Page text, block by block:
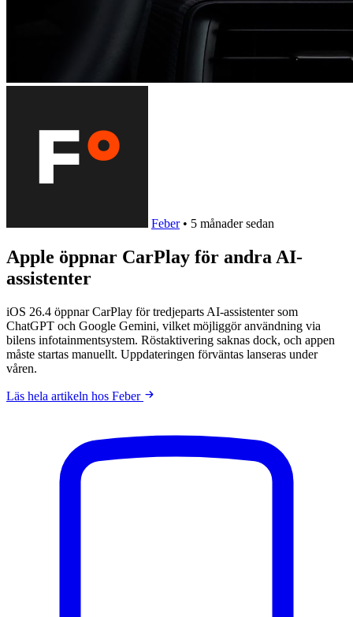
Feber • 5 månader sedan
Apple öppnar CarPlay för andra AI-
assistenter
iOS 26.4 öppnar CarPlay för tredjeparts AI-assistenter som
ChatGPT och Google Gemini, vilket möjliggör användning via
bilens infotainmentsystem. Röstaktivering saknas dock, och appen
måste startas manuellt. Uppdateringen förväntas lanseras under
våren.
Läs hela artikeln hos Feber